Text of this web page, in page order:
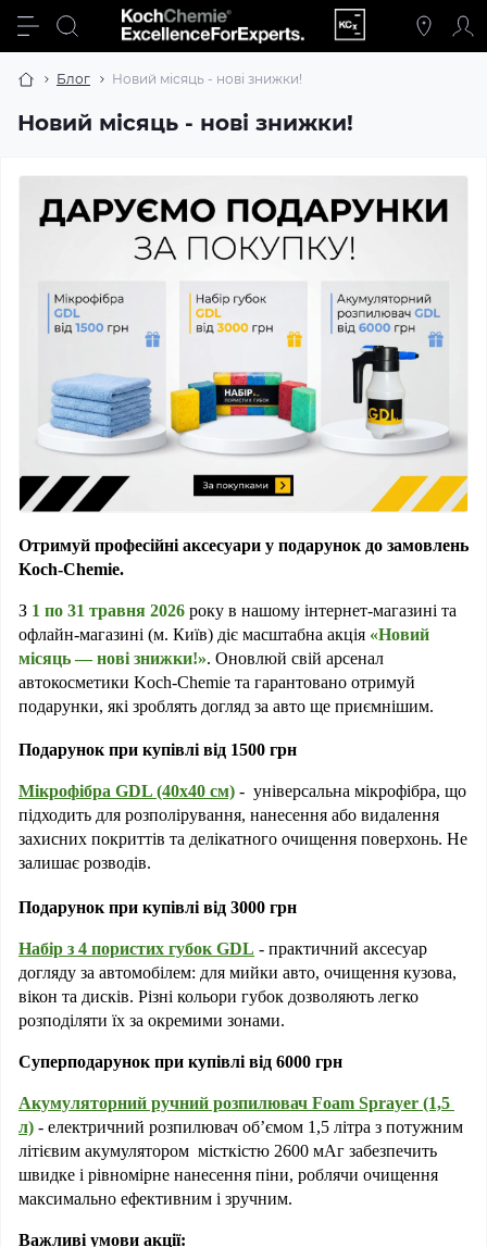
Блог Новий місяць - нові знижки!
Новий місяць - нові знижки!
Отримуй професійні аксесуари у подарунок до замовлень
Koch-Chemie.
З 1 по 31 травня 2026 року в нашому інтернет-магазині та
офлайн-магазині (м. Київ) діє масштабна акція «Новий
місяць — нові знижки!»
автокосметики Koch-Chemie та гарантовано отримуй
подарунки, які зроблять догляд за авто ще приємнішим.
Подарунок при купівлі від 1500 грн
Мікрофібра GDL (40х40 см) -  універсальна мікрофібра, що
підходить для розполірування, нанесення або видалення
захисних покриттів та делікатного очищення поверхонь. Не
залишає розводів.
Подарунок при купівлі від 3000 грн
Набір з 4 пористих губок GDL - практичний аксесуар
догляду за автомобілем: для мийки авто, очищення кузова,
вікон та дисків. Різні кольори губок дозволяють легко
розподіляти їх за окремими зонами.
Суперподарунок при купівлі від 6000 грн
Акумуляторний ручний розпилювач Foam Sprayer (1,5
л) - електричний розпилювач об’ємом 1,5 літра з потужним
літієвим акумулятором  місткістю 2600 мАг забезпечить
швидке і рівномірне нанесення піни, роблячи очищення
максимально ефективним і зручним.
Важливі умови акції: